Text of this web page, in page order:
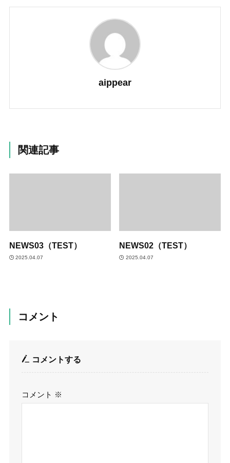
aippear
関連記事
NEWS03（TEST）
2025.04.07
NEWS02（TEST）
2025.04.07
コメント
コメントする
コメント ※